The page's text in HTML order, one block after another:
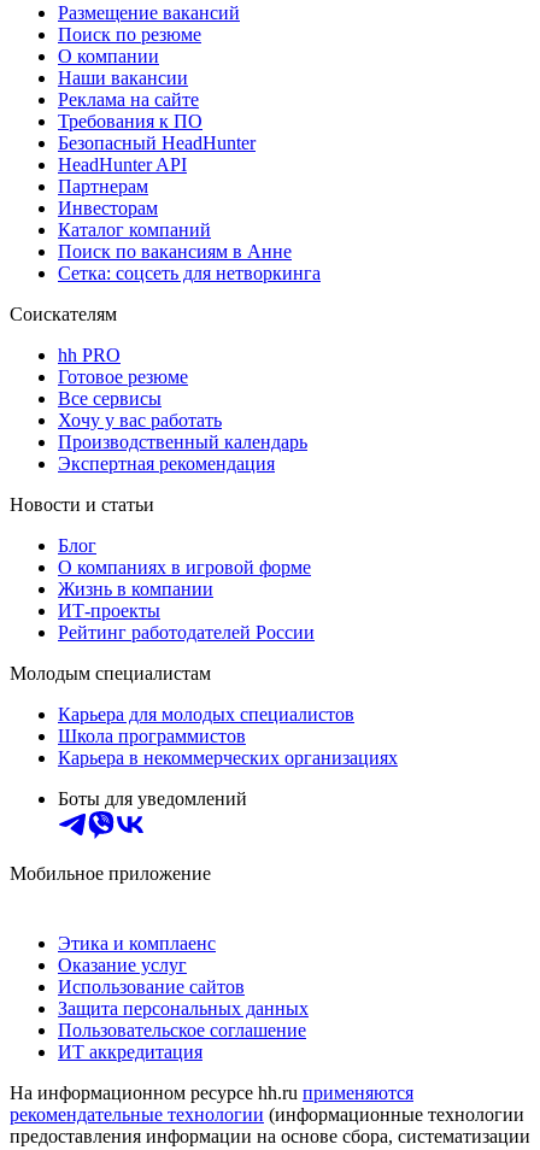
Размещение вакансий
Поиск по резюме
О компании
Наши вакансии
Реклама на сайте
Требования к ПО
Безопасный HeadHunter
HeadHunter API
Партнерам
Инвесторам
Каталог компаний
Поиск по вакансиям в Анне
Сетка: соцсеть для нетворкинга
Соискателям
hh PRO
Готовое резюме
Все сервисы
Хочу у вас работать
Производственный календарь
Экспертная рекомендация
Новости и статьи
Блог
О компаниях в игровой форме
Жизнь в компании
ИТ-проекты
Рейтинг работодателей России
Молодым специалистам
Карьера для молодых специалистов
Школа программистов
Карьера в некоммерческих организациях
Боты для уведомлений
Мобильное приложение
Этика и комплаенс
Оказание услуг
Использование сайтов
Защита персональных данных
Пользовательское соглашение
ИТ аккредитация
На информационном ресурсе hh.ru применяются
рекомендательные технологии (информационные технологии
предоставления информации на основе сбора, систематизации